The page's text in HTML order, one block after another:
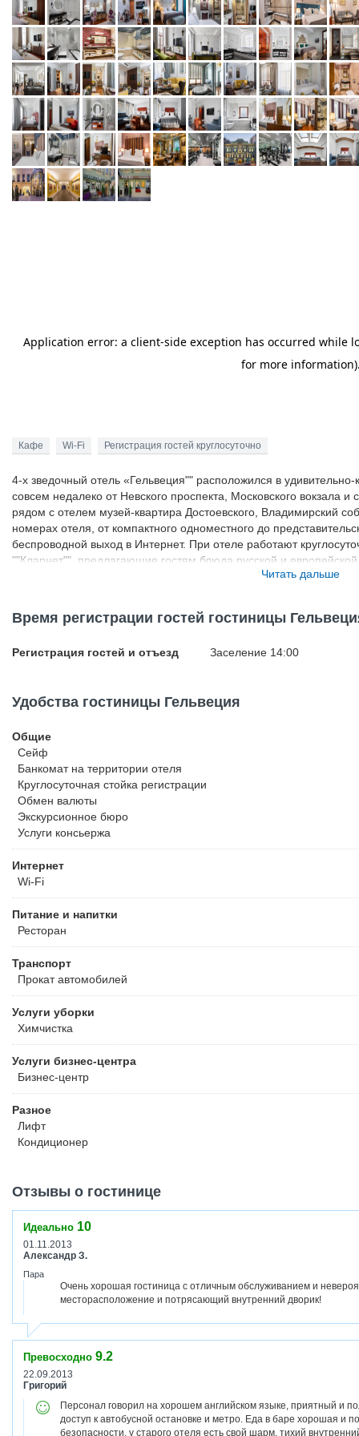
Кафе Wi-Fi Регистрация гостей круглосуточно
4-х зведочный отель «Гельвеция"" расположился в
совсем недалеко от Невского проспекта, Московского вокзала
рядом с отелем музей-квартира Достоевского, Владимирский
номерах отеля, от компактного одноместного до
беспроводной выход в Интернет. При отеле работают
""Кларнет"", предлагающие гостям блюда русской и
несколькими языками, они могут помочь гостям организовать
Читать дальше
Время регистрации гостей гостиницы
Регистрация гостей и отъезд Заселение 14:00
Удобства гостиницы Гельвеция
Общие
Сейф
Банкомат на территории отеля
Круглосуточная стойка регистрации
Обмен валюты
Экскурсионное бюро
Услуги консьержа
Интернет
Wi-Fi
Питание и напитки
Ресторан
Транспорт
Прокат автомобилей
Услуги уборки
Химчистка
Услуги бизнес-центра
Бизнес-центр
Разное
Лифт
Кондиционер
Отзывы о гостинице
Идеально 10
01.11.2013
Александр З.
Пара
Очень хорошая гостиница с отличным обслуживанием и
месторасположение и потрясающий внутренний дворик!
Превосходно 9.2
22.09.2013
Григорий
Персонал говорил на хорошем английском языке, приятный и
доступ к автобусной остановке и метро. Еда в баре хорошая и
безопасности, у старого отеля есть свой шарм, тихий